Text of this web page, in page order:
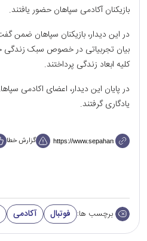
بازیکنان آکادمی سپاهان حضور یافتند.
در این دیدار، بازیکنان سپاهان ضمن
بیان تجربیاتی در خصوص سبک زندگی
کلیه ابعاد زندگی پرداختند.
در پایان این دیدار، اعضای اکادمی
یادگاری گرفتند.
گزارش خطا
برچسب ها: فوتبال آکادمی